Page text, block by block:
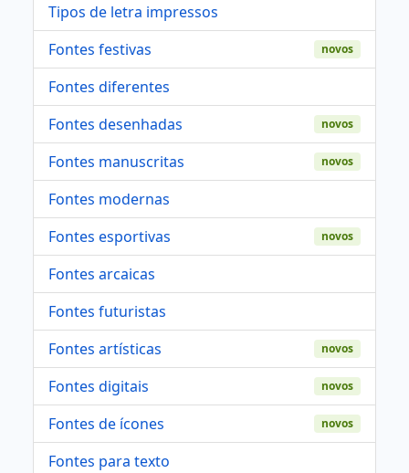
Tipos de letra impressos
Fontes festivas
novos
Fontes diferentes
Fontes desenhadas
novos
Fontes manuscritas novos
Fontes modernas
Fontes esportivas
novos
Fontes arcaicas
Fontes futuristas
Fontes artísticas
novos
Fontes digitais novos
Fontes de ícones novos
Fontes para texto